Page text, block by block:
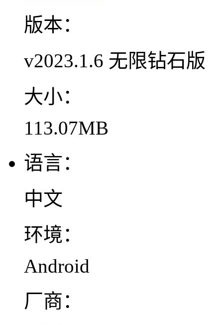
版本：
v2023.1.6 无限钻石版
大小：
113.07MB
语言：
中文
环境：
Android
厂商：